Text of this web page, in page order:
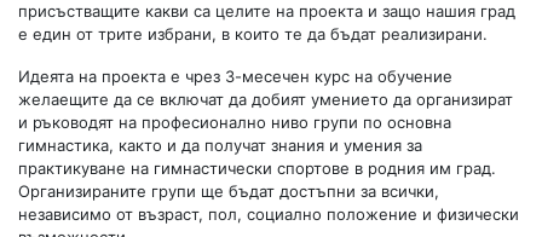
присъстващите какви са целите на проекта и защо нашия град
е един от трите избрани, в които те да бъдат реализирани.
Идеята на проекта е чрез 3-месечен курс на обучение
желаещите да се включат да добият умението да организират
и ръководят на професионално ниво групи по основна
гимнастика, както и да получат знания и умения за
практикуване на гимнастически спортове в родния им град.
Организираните групи ще бъдат достъпни за всички,
независимо от възраст, пол, социално положение и физически